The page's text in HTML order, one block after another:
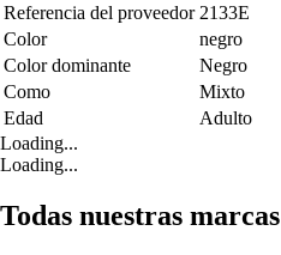
Referencia del proveedor 2133E
Color
negro
Color dominante
Negro
Como
Mixto
Edad
Adulto
Loading...
Loading...
Todas nuestras marcas